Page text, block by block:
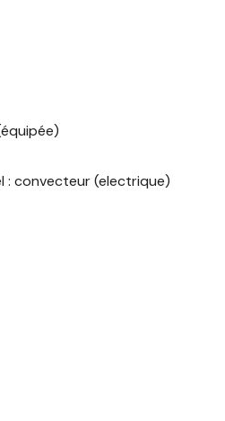
: convecteur (electrique)